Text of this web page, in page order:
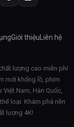
Giới thiệu Liên hệ
lượng cao miễn phí
mới khổng lồ, phim
Nam, Hàn Quốc,
loại. Khám phá nền
lượng 4K!